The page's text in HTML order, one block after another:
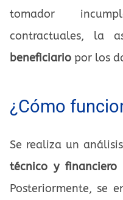
tomador
contractuales, la
beneficiariopor los
¿Cómo
Se realiza un
técnico y financiero
Posteriormente, se